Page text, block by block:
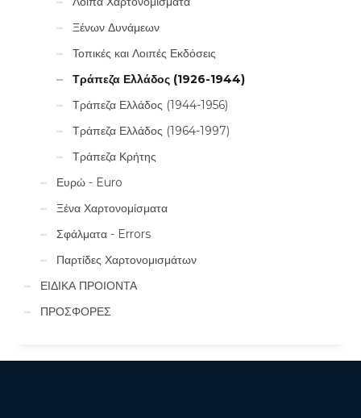
από το νομισματικό
περιλαμβάνει την Α΄ όψη
50, 100, 200, 500,
Η τιμή έκδοσής τους
Ξένων Δυνάμεων
Τοπικές και Λοιπές Εκδόσεις
Τράπεζα Ελλάδος (1926-1944)
Τράπεζα Ελλάδος (1944-1956)
Τράπεζα Ελλάδος (1964-1997)
Τράπεζα Κρήτης
Ευρώ - Euro
Ξένα Χαρτονομίσματα
Σφάλματα - Errors
Παρτίδες Χαρτονομισμάτων
ΕΙΔΙΚΑ ΠΡΟΙΟΝΤΑ
ΠΡΟΣΦΟΡΕΣ